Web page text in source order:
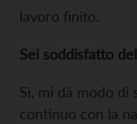
lavoro finito.
Sei soddisfatto
Sì, mi dà modo di
continuo con la